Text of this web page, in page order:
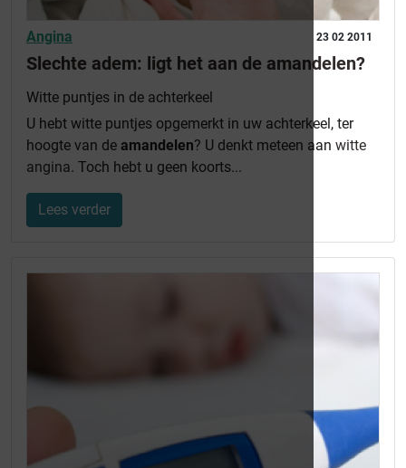
23 02 2011
Angina
Slechte adem: ligt het aan de amandelen?
Witte puntjes in de achterkeel
U hebt witte puntjes opgemerkt in uw achterkeel, ter
hoogte van de amandelen? U denkt meteen aan witte
angina. Toch hebt u geen koorts...
Lees verder